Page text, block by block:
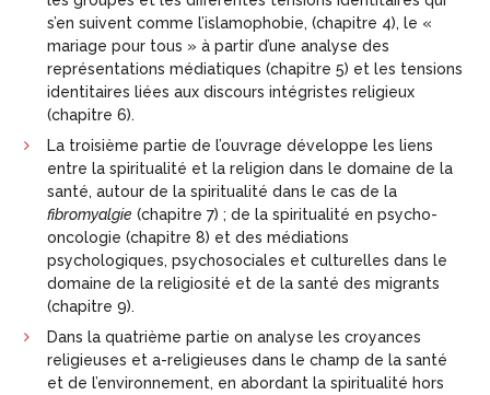
s’en suivent comme l’islamophobie, (chapitre 4), le «
mariage pour tous » à partir d’une analyse des
représentations médiatiques (chapitre 5) et les tensions
identitaires liées aux discours intégristes religieux
(chapitre 6).
La troisième partie de l’ouvrage développe les liens
entre la spiritualité et la religion dans le domaine de la
santé, autour de la spiritualité dans le cas de la
fibromyalgie(chapitre 7) ; de la spiritualité en psycho-
oncologie (chapitre 8) et des médiations
psychologiques, psychosociales et culturelles dans le
domaine de la religiosité et de la santé des migrants
(chapitre 9).
Dans la quatrième partie on analyse les croyances
religieuses et a-religieuses dans le champ de la santé
et de l’environnement, en abordant la spiritualité hors